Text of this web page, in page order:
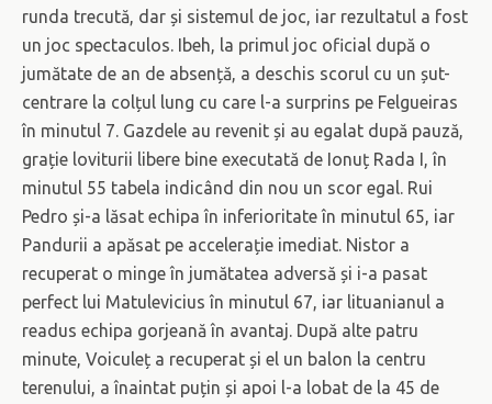
runda trecută, dar și sistemul de joc, iar rezultatul a fost
un joc spectaculos. Ibeh, la primul joc oficial după o
jumătate de an de absență, a deschis scorul cu un șut-
centrare la colțul lung cu care l-a surprins pe Felgueiras
în minutul 7. Gazdele au revenit și au egalat după pauză,
grație loviturii libere bine executată de Ionuț Rada I, în
minutul 55 tabela indicând din nou un scor egal. Rui
Pedro și-a lăsat echipa în inferioritate în minutul 65, iar
Pandurii a apăsat pe accelerație imediat. Nistor a
recuperat o minge în jumătatea adversă și i-a pasat
perfect lui Matulevicius în minutul 67, iar lituanianul a
readus echipa gorjeană în avantaj. După alte patru
minute, Voiculeț a recuperat și el un balon la centru
terenului, a înaintat puțin și apoi l-a lobat de la 45 de